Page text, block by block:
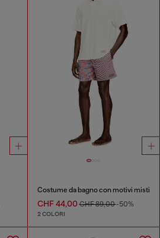
Costume da bagno con motivi misti
CHF 44,00CHF 89,00-50%
2 COLORI